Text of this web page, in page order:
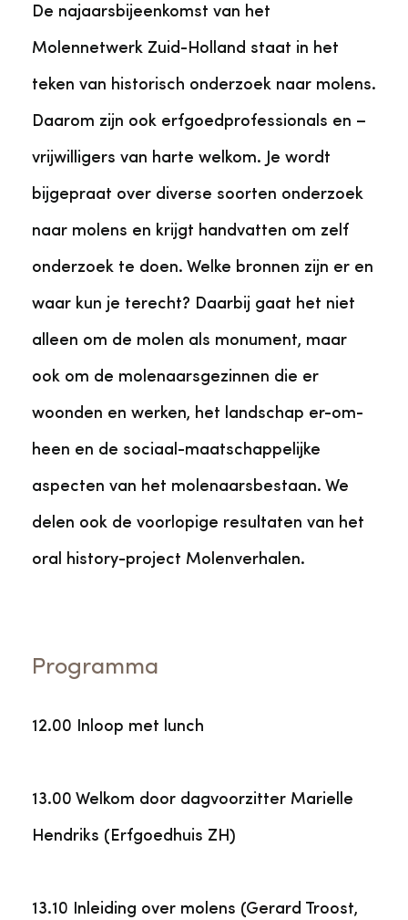
De najaarsbijeenkomst van het
Molennetwerk Zuid-Holland staat in het
teken van historisch onderzoek naar molens.
Daarom zijn ook erfgoedprofessionals en –
vrijwilligers van harte welkom. Je wordt
bijgepraat over diverse soorten onderzoek
naar molens en krijgt handvatten om zelf
onderzoek te doen. Welke bronnen zijn er en
waar kun je terecht? Daarbij gaat het niet
alleen om de molen als monument, maar
ook om de molenaarsgezinnen die er
woonden en werken, het landschap er-om-
heen en de sociaal-maatschappelijke
aspecten van het molenaarsbestaan. We
delen ook de voorlopige resultaten van het
oral history-project Molenverhalen.
Programma
12.00 Inloop met lunch
13.00 Welkom door dagvoorzitter Marielle
Hendriks (Erfgoedhuis ZH)
13.10 Inleiding over molens (Gerard Troost,